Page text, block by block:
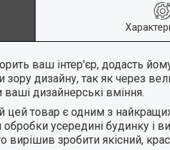
ваш інтер'єр, додасть
зору дизайну, так як через
ваші дизайнерські вміння.
цей товар є одним з найкращих
усередині будинку і
вирішив зробити якісний,